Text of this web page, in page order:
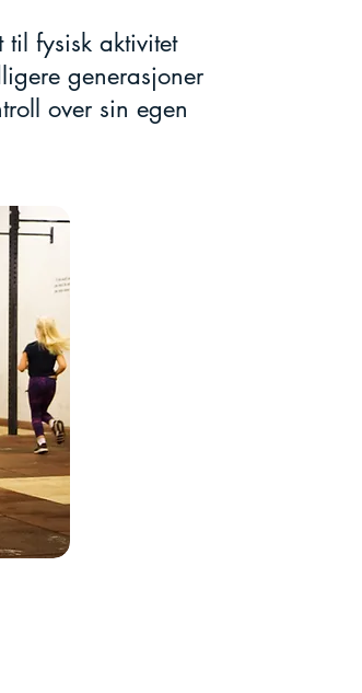
fysisk aktivitet
generasjoner
over sin egen